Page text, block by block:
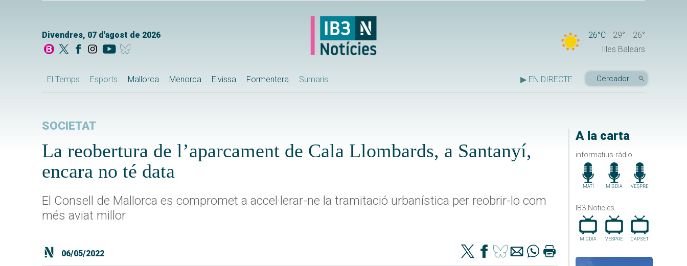
Divendres, 07 d'agost de 2026 26°C 29°
26°
Illes Balears
El Temps Esports Mallorca Menorca Eivissa Formentera Sumaris ▶ EN DIRECTE
A la carta
informatius ràdio
MATÍ MIGDIA VESPRE
IB3 Noticies
MIGDIA VESPRE CAP.SET
SOCIETAT
La reobertura de l’aparcament de Cala Llombards, a Santanyí,
encara no té data
El Consell de Mallorca es compromet a accel·lerar-ne la tramitació urbanística per reobrir-lo com
més aviat millor
06/05/2022